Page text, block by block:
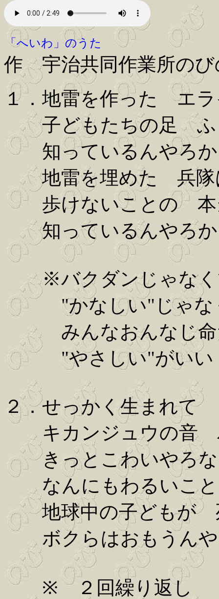
「へいわ」のうた
作 宇治共同作業所のび
１．地雷を作った エ
子どもたちの足 ふ
知っているんやろか
地雷を埋めた 兵隊
歩けないことの 本
知っているんやろか
※バクダンじゃなく
"かなしい"じゃな
みんなおんなじ命
"やさしい"がいい
２．せっかく生まれて
キカンジュウの音
きっとこわいやろな
なんにもわるいこ
地球中の子どもが
ボクらはおもうんや
※ ２回繰り返し